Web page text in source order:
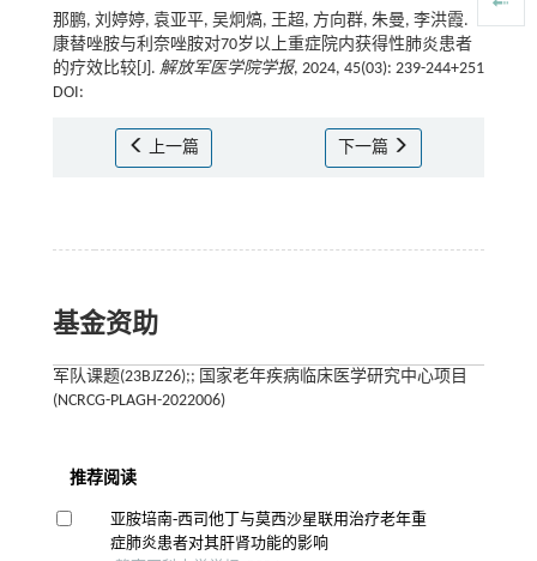
那鹏, 刘婷婷, 袁亚平, 吴炯熇, 王超, 方向群, 朱曼, 李洪霞.
康替唑胺与利奈唑胺对70岁以上重症院内获得性肺炎患者
的疗效比较[J]. 解放军医学院学报, 2024, 45(03): 239-244+251
DOI:
上一篇 下一篇
基金资助
军队课题(23BJZ26);; 国家老年疾病临床医学研究中心项目
(NCRCG-PLAGH-2022006)